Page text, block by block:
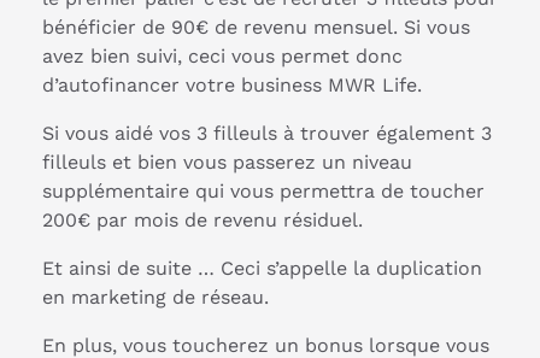
bénéficier de 90€ de revenu mensuel. Si vous
avez bien suivi, ceci vous permet donc
d’autofinancer votre business MWR Life.
Si vous aidé vos 3 filleuls à trouver également 3
filleuls et bien vous passerez un niveau
supplémentaire qui vous permettra de toucher
200€ par mois de revenu résiduel.
Et ainsi de suite … Ceci s’appelle la duplication
en marketing de réseau.
En plus, vous toucherez un bonus lorsque vous